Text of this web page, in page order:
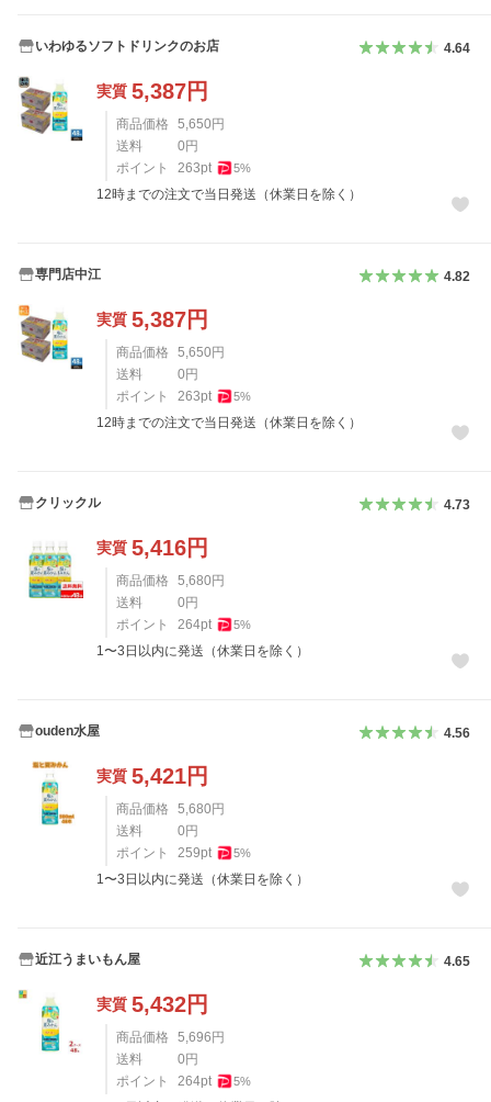
いわゆるソフトドリンクのお店 4.64
実質 5,387円
商品価格 5,650円
送料
0円
ポイント
263pt 5%
12時までの注文で当日発送（休業日を除く）
専門店中江 4.82
実質 5,387円
商品価格 5,650円
送料
0円
ポイント
263pt 5%
12時までの注文で当日発送（休業日を除く）
クリックル 4.73
実質 5,416円
商品価格 5,680円
送料
0円
ポイント
264pt 5%
1〜3日以内に発送（休業日を除く）
ouden水屋 4.56
実質 5,421円
商品価格 5,680円
送料
0円
ポイント
259pt 5%
1〜3日以内に発送（休業日を除く）
近江うまいもん屋 4.65
実質 5,432円
商品価格 5,696円
送料
0円
ポイント
264pt 5%